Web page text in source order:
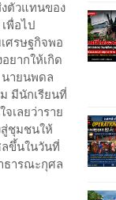
ตัวแทนของ
พื่อไป
ศรษฐกิจพอ
ยากให้เกิด
ายนพดล
มีนักเรียนที่
เลยว่าราย
ชุมชนให้
ขึ้นในวันที่
ธารณะกุศล